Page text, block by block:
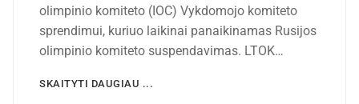
olimpinio komiteto (IOC) Vykdomojo komiteto
sprendimui, kuriuo laikinai panaikinamas Rusijos
olimpinio komiteto suspendavimas. LTOK…
SKAITYTI DAUGIAU ...